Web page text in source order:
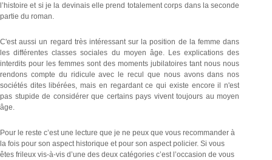
l’histoire et si je la devinais elle prend totalement corps dans la seconde
partie du roman.
C'est aussi un regard très intéressant sur la position de la femme dans
les différentes classes sociales du moyen âge. Les explications des
interdits pour les femmes sont des moments jubilatoires tant nous nous
rendons compte du ridicule avec le recul que nous avons dans nos
sociétés dites libérées, mais en regardant ce qui existe encore il n'est
pas stupide de considérer que certains pays vivent toujours au moyen
âge.
Pour le reste c’est une lecture que je ne peux que vous recommander à
la fois pour son aspect historique et pour son aspect policier. Si vous
êtes frileux vis-à-vis d’une des deux catégories c’est l’occasion de vous